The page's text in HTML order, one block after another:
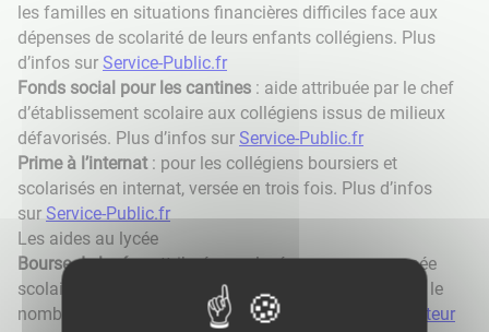
les familles en situations financières difficiles face aux
dépenses de scolarité de leurs enfants collégiens. Plus
d’infos sur Service-Public.fr
Fonds social pour les cantines : aide attribuée par le chef
d’établissement scolaire aux collégiens issus de milieux
défavorisés. Plus d’infos sur Service-Public.fr
Prime à l’internat: pour les collégiens boursiers et
scolarisés en internat, versée en trois fois. Plus d’infos
sur Service-Public.fr
Les aides au lycée
Bourse de lycée: attribuée aux lycéens pour une année
scolaire, et versée en trois fois selon les ressources et le
nombre d’enfants à charge du foyer. Accès au
simulateur